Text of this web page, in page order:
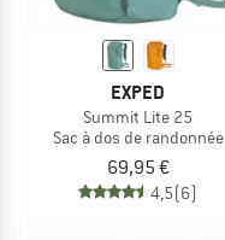
EXPED
Summit Lite 25
Sac à dos de randonnée
69,95 €
4,5(6)